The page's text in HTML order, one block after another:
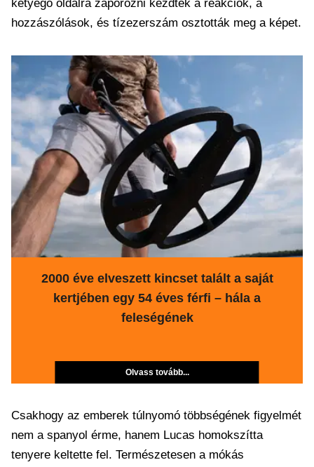
ketyegő oldalra záporozni kezdtek a reakciók, a
hozzászólások, és tízezerszám osztották meg a képet.
2000 éve elveszett kincset talált a saját
kertjében egy 54 éves férfi – hála a
feleségének
Olvass tovább...
Csakhogy az emberek túlnyomó többségének figyelmét
nem a spanyol érme, hanem Lucas homokszítta
tenyere keltette fel. Természetesen a mókás